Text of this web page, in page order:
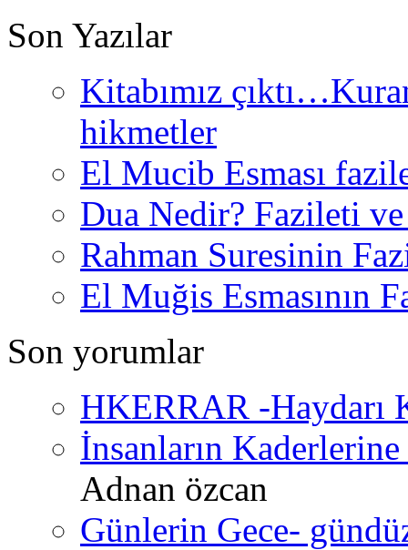
Son Yazılar
Kitabımız
hikmetler
El Mucib Esması
Dua Nedir? Fazileti
Rahman Suresinin
El Muğis Esmasının
Son yorumlar
HKERRAR -Haydarı
İnsanların
Adnan özcan
Günlerin Gece-